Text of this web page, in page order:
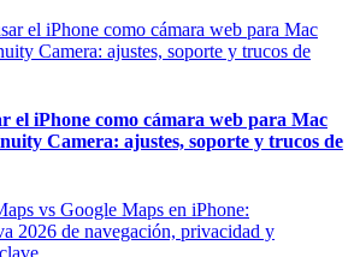
el iPhone como cámara web para Mac
Camera: ajustes, soporte y trucos de